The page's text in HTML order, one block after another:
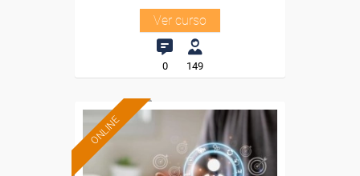
Ver curso
0 149
ONLINE
Formación 100%
subvencionada.